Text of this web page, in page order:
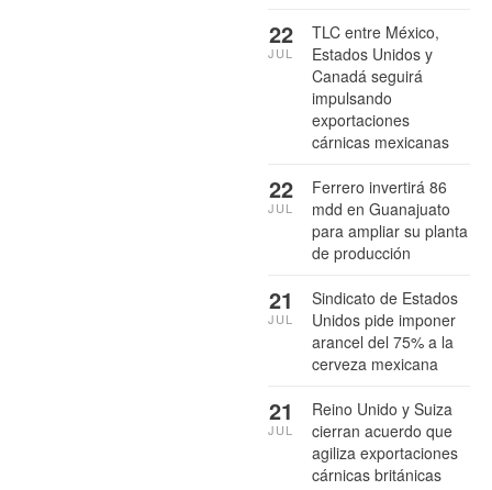
TLC entre México,
Estados Unidos y
Canadá seguirá
impulsando
exportaciones
cárnicas mexicanas
22
JUL
Ferrero invertirá 86
mdd en Guanajuato
para ampliar su planta
de producción
22
JUL
Sindicato de Estados
Unidos pide imponer
arancel del 75% a la
cerveza mexicana
21
JUL
Reino Unido y Suiza
cierran acuerdo que
agiliza exportaciones
cárnicas británicas
21
JUL